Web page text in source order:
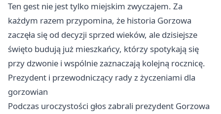
Ten gest nie jest tylko miejskim zwyczajem. Za
każdym razem przypomina, że historia Gorzowa
zaczęła się od decyzji sprzed wieków, ale dzisiejsze
święto budują już mieszkańcy, którzy spotykają się
przy dzwonie i wspólnie zaznaczają kolejną rocznicę.
Prezydent i przewodniczący rady z życzeniami dla
gorzowian
Podczas uroczystości głos zabrali prezydent Gorzowa